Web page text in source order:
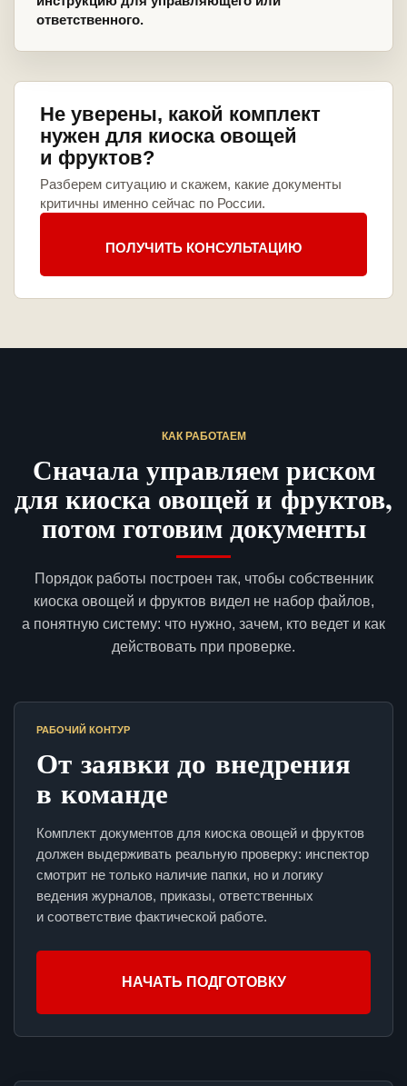
ответственного.
Не уверены, какой комплект
нужен для киоска овощей
и фруктов?
Разберем ситуацию и скажем, какие документы
критичны именно сейчас по России.
ПОЛУЧИТЬ КОНСУЛЬТАЦИЮ
КАК РАБОТАЕМ
Сначала управляем риском
для киоска овощей и фруктов,
потом готовим документы
Порядок работы построен так, чтобы собственник
киоска овощей и фруктов видел не набор файлов,
а понятную систему: что нужно, зачем, кто ведет и как
действовать при проверке.
РАБОЧИЙ КОНТУР
От заявки до внедрения
в команде
Комплект документов для киоска овощей и фруктов
должен выдерживать реальную проверку: инспектор
смотрит не только наличие папки, но и логику
ведения журналов, приказы, ответственных
и соответствие фактической работе.
НАЧАТЬ ПОДГОТОВКУ